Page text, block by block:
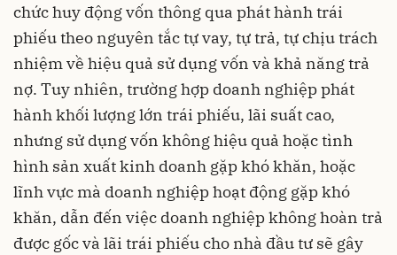
chức huy động vốn thông qua phát hành trái
phiếu theo nguyên tắc tự vay, tự trả, tự chịu trách
nhiệm về hiệu quả sử dụng vốn và khả năng trả
nợ. Tuy nhiên, trường hợp doanh nghiệp phát
hành khối lượng lớn trái phiếu, lãi suất cao,
nhưng sử dụng vốn không hiệu quả hoặc tình
hình sản xuất kinh doanh gặp khó khăn, hoặc
lĩnh vực mà doanh nghiệp hoạt động gặp khó
khăn, dẫn đến việc doanh nghiệp không hoàn trả
được gốc và lãi trái phiếu cho nhà đầu tư sẽ gây